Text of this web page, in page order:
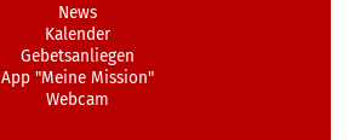
News
Kalender
Gebetsanliegen
App "Meine Mission"
Webcam